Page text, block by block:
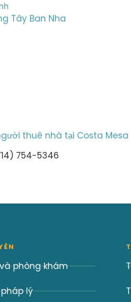
Tây Ban Nha
thuê nhà tại Costa Mesa
754-5346
phòng khám
lý